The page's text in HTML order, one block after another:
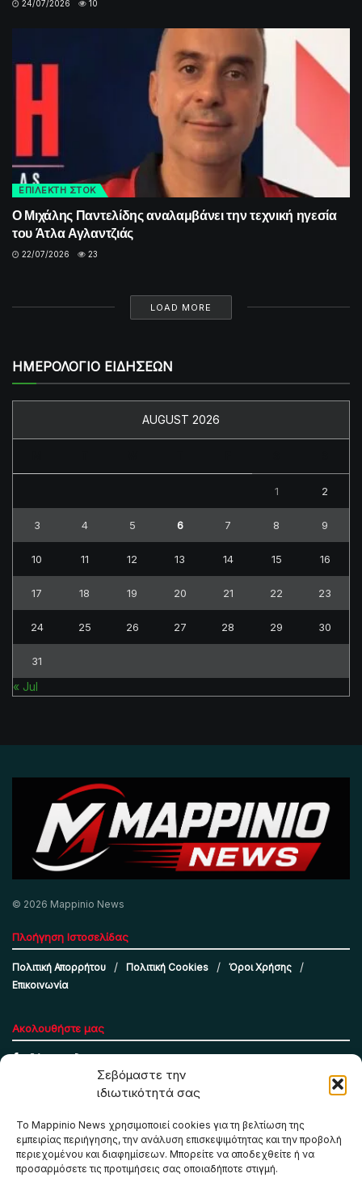
Σεβόμαστε την
ιδιωτικότητά σας
Το Mappinio News χρησιμοποιεί cookies για τη βελτίωση της
εμπειρίας περιήγησης, την ανάλυση επισκεψιμότητας και την προβολή
περιεχομένου και διαφημίσεων. Μπορείτε να αποδεχθείτε ή να
προσαρμόσετε τις προτιμήσεις σας οποιαδήποτε στιγμή.
24/07/2026 10
ΕΠΙΛΕΚΤΗ ΣΤΟΚ
Ο Μιχάλης Παντελίδης αναλαμβάνει την τεχνική ηγεσία
του Άτλα Αγλαντζιάς
22/07/2026 23
LOAD MORE
ΗΜΕΡΟΛΟΓΙΟ ΕΙΔΗΣΕΩΝ
AUGUST 2026
1 2
3 4 5 6 7 8 9
10 11 12 13 14 15 16
17 18 19 20 21 22 23
24 25 26 27 28 29 30
31
« Jul
© 2026 Mappinio News
Πλοήγηση Ιστοσελίδας
Πολιτική Απορρήτου Πολιτική Cookies
Όροι Χρήσης
Επικοινωνία
Ακολουθήστε μας